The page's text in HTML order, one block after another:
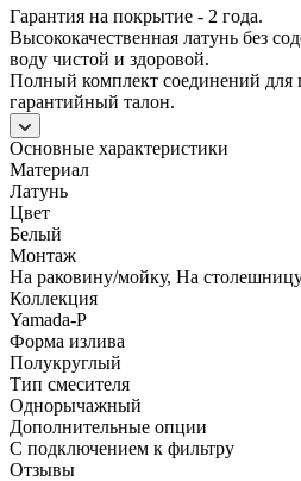
Гарантия на покрытие - 2 года.
Высококачественная латунь без
воду чистой и здоровой.
Полный комплект соединений для
гарантийный талон.
Основные характеристики
Материал
Латунь
Цвет
Белый
Монтаж
На раковину/мойку, На
Коллекция
Yamada-P
Форма излива
Полукруглый
Тип смесителя
Однорычажный
Дополнительные опции
С подключением к фильтру
Отзывы